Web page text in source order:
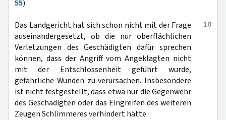
55).
10
Das Landgericht hat sich schon nicht mit der Frage
auseinandergesetzt, ob die nur oberflächlichen
Verletzungen des Geschädigten dafür sprechen
können, dass der Angriff vom Angeklagten nicht
mit der Entschlossenheit geführt wurde,
gefährliche Wunden zu verursachen. Insbesondere
ist nicht festgestellt, dass etwa nur die Gegenwehr
des Geschädigten oder das Eingreifen des weiteren
Zeugen Schlimmeres verhindert hätte.